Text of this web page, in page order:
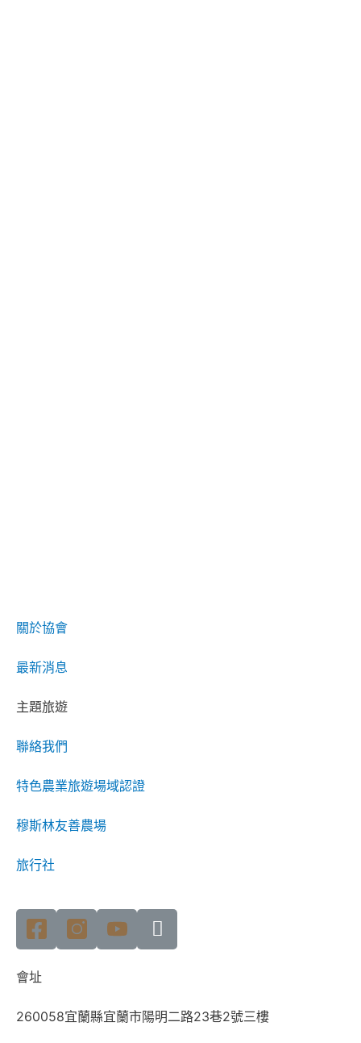
關於協會
最新消息
主題旅遊
聯絡我們
特色農業旅遊場域認證
穆斯林友善農場
旅行社
會址
260058宜蘭縣宜蘭市陽明二路23巷2號三樓